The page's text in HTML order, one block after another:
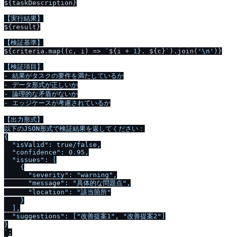
${taskDescription}
${result}
${criteria.map((c, i) =>
` ${i + 1 } . ${c} ` ).join( '\n' )}
【検証項目】
- 結果がタスクの要件を満たしているか
- データ形式が正しいか
- 論理的な矛盾がないか
- エッジケースが考慮されているか
【出力形式】
以下のJSON形式で検証結果を返してください：
{
  "isValid": true
/false,
  "confidence": 0.95,
  "issues": [
    {
      "severity": "warning",
      "message": "具体的な問題点",
      "location": "該当箇所"
    }
  ],
  "suggestions": ["改善提案1", "改善提案2"]
}
` ;